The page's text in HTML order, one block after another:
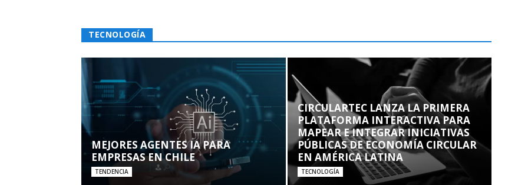
TECNOLOGÍA
MEJORES AGENTES IA PARA
EMPRESAS EN CHILE
TENDENCIA
CIRCULARTEC LANZA LA PRIMERA
PLATAFORMA INTERACTIVA PARA
MAPEAR E INTEGRAR INICIATIVAS
PÚBLICAS DE ECONOMÍA CIRCULAR
EN AMÉRICA LATINA
TECNOLOGÍA